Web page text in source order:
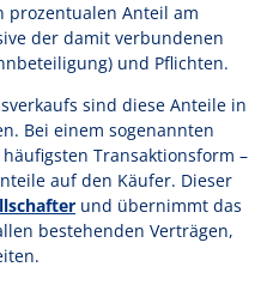
prozentualen Anteil am
der damit verbundenen
und Pflichten.
sind diese Anteile in
Bei einem sogenannten
Transaktionsform –
auf den Käufer. Dieser
und übernimmt das
bestehenden Verträgen,